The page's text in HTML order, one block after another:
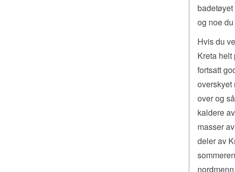
og noe
Hvis du
Kreta
fortsatt
overskyet
over og
kaldere
masser
deler av